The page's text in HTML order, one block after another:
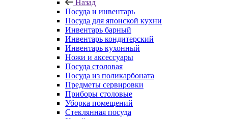
Назад
Посуда и инвентарь
Посуда для японской кухни
Инвентарь барный
Инвентарь кондитерский
Инвентарь кухонный
Ножи и аксессуары
Посуда столовая
Посуда из поликарбоната
Предметы сервировки
Приборы столовые
Уборка помещений
Стеклянная посуда